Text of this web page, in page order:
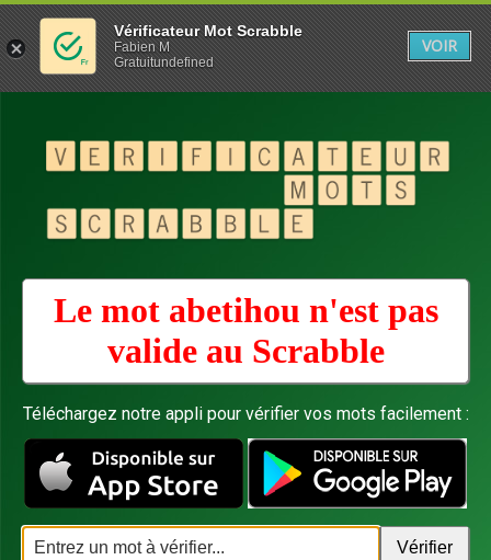
Le mot abetihou n'est pas
valide au Scrabble
Téléchargez notre appli pour vérifier vos mots facilement :
Vérificateur Mot Scrabble
Fabien M
Gratuitundefined
VOIR